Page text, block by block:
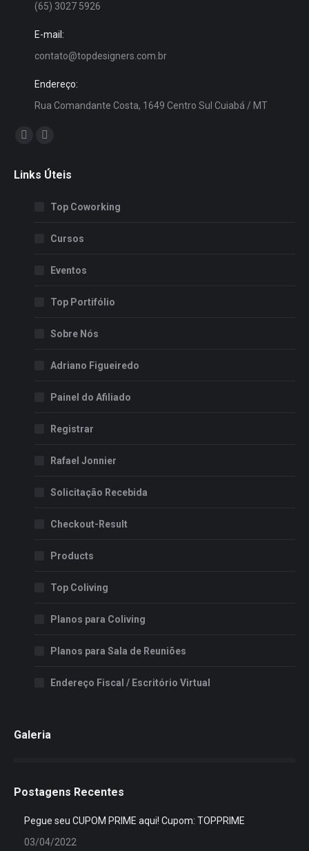
(65) 3027 5926
E-mail:
contato@topdesigners.com.br
Endereço:
Rua Comandante Costa, 1649 Centro Sul Cuiabá / MT
Encontre-nos em:
opens
window
opens
window
Links Úteis
Top Coworking
Cursos
Eventos
Top Portifólio
Sobre Nós
Adriano Figueiredo
Painel do Afiliado
Registrar
Rafael Jonnier
Solicitação Recebida
Checkout-Result
Products
Top Coliving
Planos para Coliving
Planos para Sala de Reuniões
Endereço Fiscal / Escritório Virtual
Galeria
Postagens Recentes
Pegue seu CUPOM PRIME aqui! Cupom: TOPPRIME
03/04/2022